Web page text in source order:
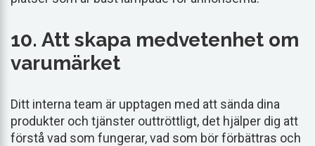
10. Att skapa medvetenhet om
varumärket
Ditt interna team är upptagen med att sända dina
produkter och tjänster outtröttligt, det hjälper dig att
förstå vad som fungerar, vad som bör förbättras och